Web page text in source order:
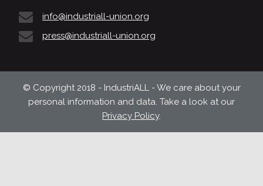
info@industriall-union.org
press@industriall-union.org
© Copyright 2018 - IndustriALL - We care about your
personal information and data. Take a look at our
Privacy Policy.